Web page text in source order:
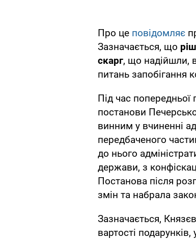
Про це повідомляє
Зазначається, що
скарг, що надійшли,
питань запобігання
Під час попередньої
постанови
винним у вчиненні
передбаченого
до нього
держави, з
Постанова після
змін та набрала
Зазначається,
вартості